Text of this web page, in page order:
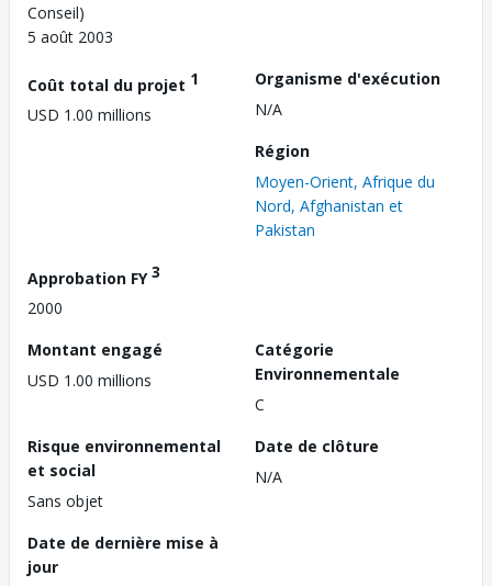
Conseil)
5 août 2003
Coût total du projet 1
USD 1.00 millions
Organisme d'exécution
N/A
Région
Moyen-Orient, Afrique du
Nord, Afghanistan et
Pakistan
Approbation FY3
2000
Montant engagé
USD 1.00 millions
Catégorie
Environnementale
C
Risque environnemental
et social
Sans objet
Date de clôture
N/A
Date de dernière mise à
jour